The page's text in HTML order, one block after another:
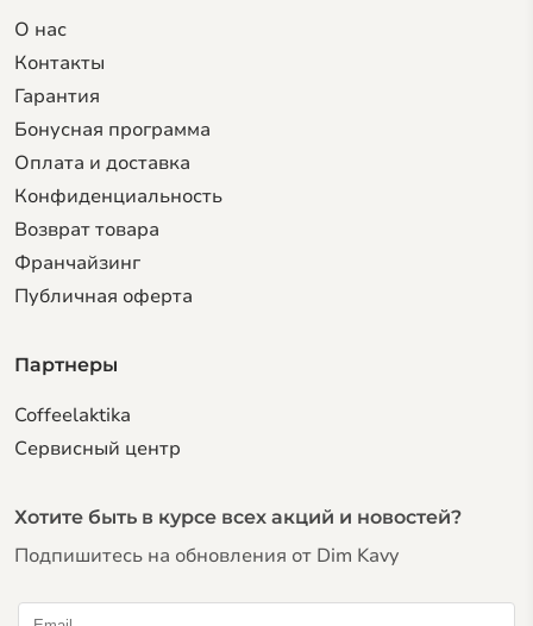
О нас
Контакты
Гарантия
Бонусная программа
Оплата и доставка
Конфиденциальность
Возврат товара
Франчайзинг
Публичная оферта
Партнеры
Coffeelaktika
Сервисный центр
Хотите быть в курсе всех акций и новостей?
Подпишитесь на обновления от Dim Kavy